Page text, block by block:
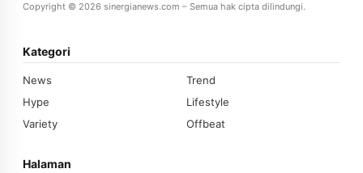
Copyright © 2026 sinergianews.com – Semua hak cipta dilindungi.
Kategori
News
Trend
Hype
Lifestyle
Variety
Offbeat
Halaman